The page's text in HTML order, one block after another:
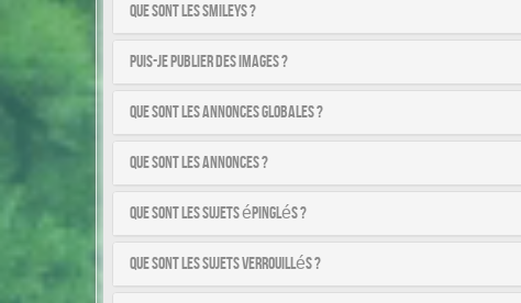
Que sont les smileys ?
Puis-je publier des images ?
Que sont les annonces globales ?
Que sont les annonces ?
Que sont les sujets épinglés ?
Que sont les sujets verrouillés ?